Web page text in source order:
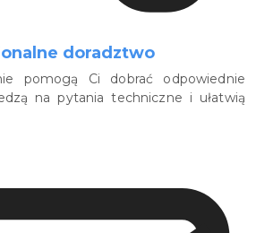
doradztwo
pomogą Ci dobrać odpowiednie
na pytania techniczne i ułatwią